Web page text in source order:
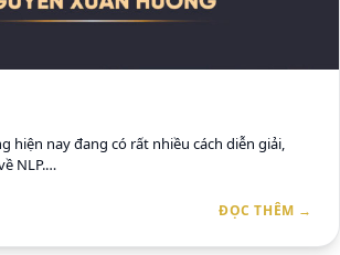
hiện nay đang có rất nhiều cách diễn giải,
NLP.…
ĐỌC THÊM →